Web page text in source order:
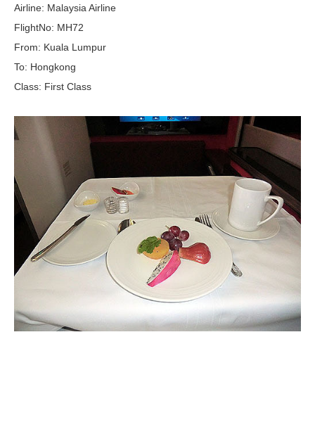
Airline: Malaysia Airline
FlightNo: MH72
From: Kuala Lumpur
To: Hongkong
Class: First Class